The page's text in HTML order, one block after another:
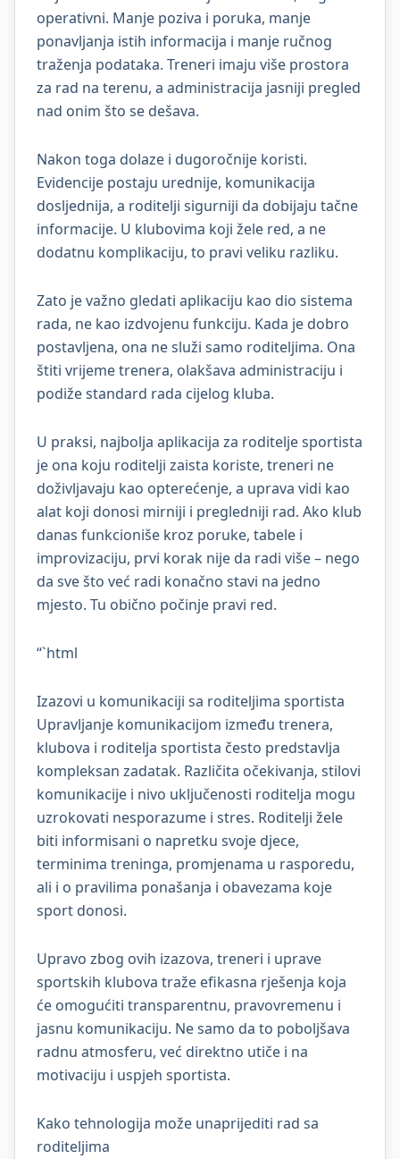
operativni. Manje poziva i poruka, manje
ponavljanja istih informacija i manje ručnog
traženja podataka. Treneri imaju više prostora
za rad na terenu, a administracija jasniji pregled
nad onim što se dešava.
Nakon toga dolaze i dugoročnije koristi.
Evidencije postaju urednije, komunikacija
dosljednija, a roditelji sigurniji da dobijaju tačne
informacije. U klubovima koji žele red, a ne
dodatnu komplikaciju, to pravi veliku razliku.
Zato je važno gledati aplikaciju kao dio sistema
rada, ne kao izdvojenu funkciju. Kada je dobro
postavljena, ona ne služi samo roditeljima. Ona
štiti vrijeme trenera, olakšava administraciju i
podiže standard rada cijelog kluba.
U praksi, najbolja aplikacija za roditelje sportista
je ona koju roditelji zaista koriste, treneri ne
doživljavaju kao opterećenje, a uprava vidi kao
alat koji donosi mirniji i pregledniji rad. Ako klub
danas funkcioniše kroz poruke, tabele i
improvizaciju, prvi korak nije da radi više – nego
da sve što već radi konačno stavi na jedno
mjesto. Tu obično počinje pravi red.
“`html
Izazovi u komunikaciji sa roditeljima sportista
Upravljanje komunikacijom između trenera,
klubova i roditelja sportista često predstavlja
kompleksan zadatak. Različita očekivanja, stilovi
komunikacije i nivo uključenosti roditelja mogu
uzrokovati nesporazume i stres. Roditelji žele
biti informisani o napretku svoje djece,
terminima treninga, promjenama u rasporedu,
ali i o pravilima ponašanja i obavezama koje
sport donosi.
Upravo zbog ovih izazova, treneri i uprave
sportskih klubova traže efikasna rješenja koja
će omogućiti transparentnu, pravovremenu i
jasnu komunikaciju. Ne samo da to poboljšava
radnu atmosferu, već direktno utiče i na
motivaciju i uspjeh sportista.
Kako tehnologija može unaprijediti rad sa
roditeljima